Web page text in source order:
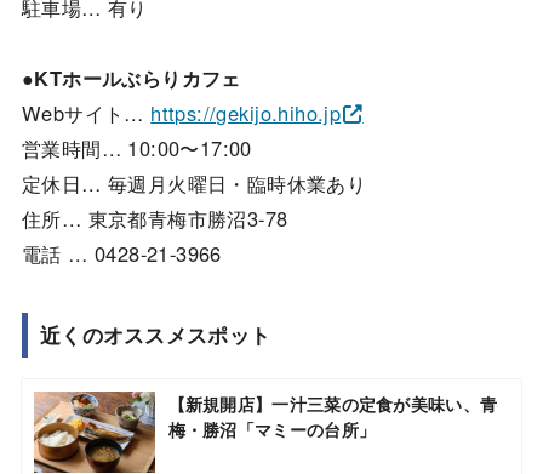
駐車場… 有り
●KTホールぶらりカフェ
Webサイト… https://gekijo.hiho.jp
営業時間… 10:00〜17:00
定休日… 毎週月火曜日・臨時休業あり
住所… 東京都青梅市勝沼3-78
電話 … 0428-21-3966
近くのオススメスポット
【新規開店】一汁三菜の定食が美味い、青
梅・勝沼「マミーの台所」